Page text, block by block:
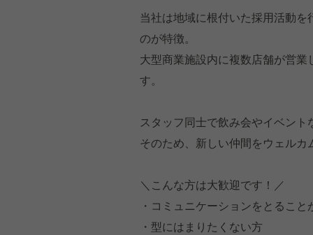
当社は地域に根付いた採用活動
のが特徴。
大型商業施設内に複数店舗が営
す。
スタッフ同士で飲み会やイベン
そのため、新しい仲間をウェル
＼こんな方は大歓迎です！／
・コミュニケーションをとること
・型にはまりたくない方